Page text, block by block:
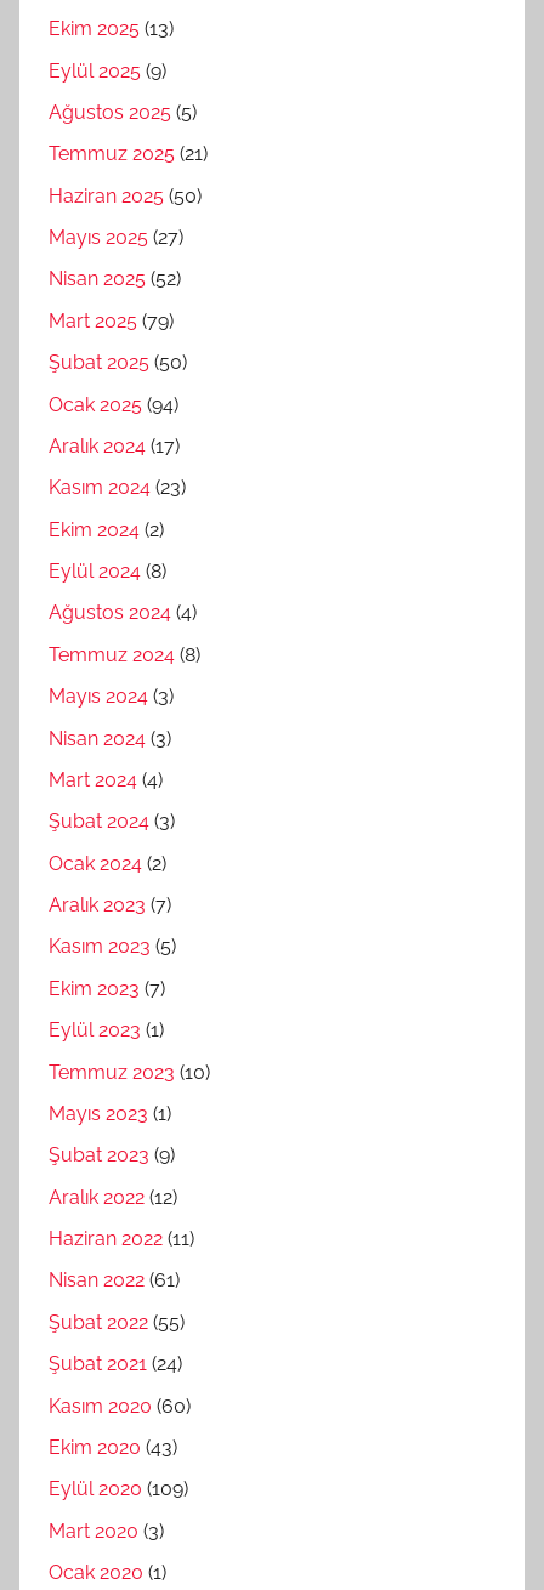
Ekim 2025 (13)
Eylül 2025 (9)
Ağustos 2025 (5)
Temmuz 2025 (21)
Haziran 2025 (50)
Mayıs 2025 (27)
Nisan 2025 (52)
Mart 2025 (79)
Şubat 2025 (50)
Ocak 2025 (94)
Aralık 2024 (17)
Kasım 2024 (23)
Ekim 2024 (2)
Eylül 2024 (8)
Ağustos 2024 (4)
Temmuz 2024 (8)
Mayıs 2024 (3)
Nisan 2024 (3)
Mart 2024 (4)
Şubat 2024 (3)
Ocak 2024 (2)
Aralık 2023 (7)
Kasım 2023 (5)
Ekim 2023 (7)
Eylül 2023 (1)
Temmuz 2023 (10)
Mayıs 2023 (1)
Şubat 2023 (9)
Aralık 2022 (12)
Haziran 2022 (11)
Nisan 2022 (61)
Şubat 2022 (55)
Şubat 2021 (24)
Kasım 2020 (60)
Ekim 2020 (43)
Eylül 2020 (109)
Mart 2020 (3)
Ocak 2020 (1)